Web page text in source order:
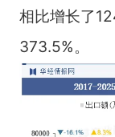
相比增长了
373.5%。